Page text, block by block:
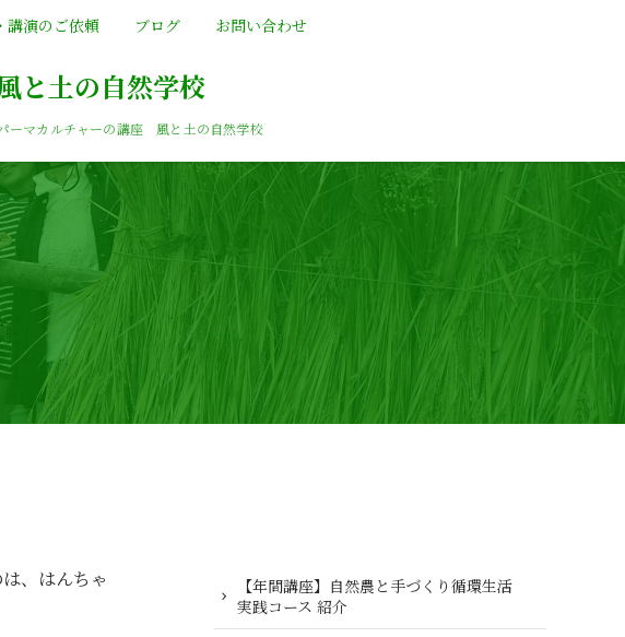
と土の自然学校
ーマカルチャーの講座 風と土の自然学校
講演のご依頼 ブログ お問い合わせ
、はんちゃ
【年間講座】自然農と手づくり循環生活
実践コース 紹介